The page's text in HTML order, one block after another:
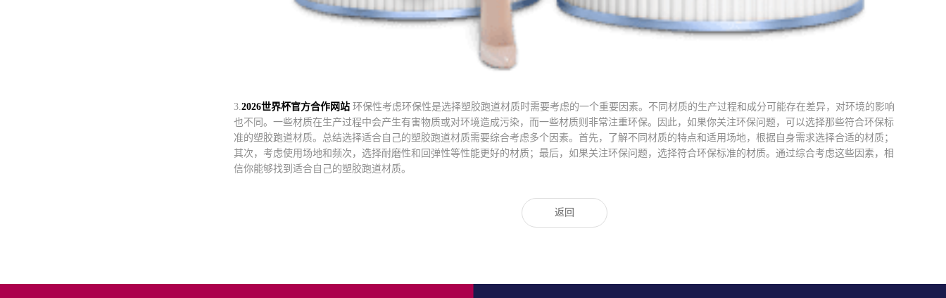
3. 2026世界杯官方合作网站 环保性考虑环保性是选择塑胶跑道材质时需要考虑的一个重要因素。不同材质的生产过程和成分可能存在差异，对环境的影响
也不同。一些材质在生产过程中会产生有害物质或对环境造成污染，而一些材质则非常注重环保。因此，如果你关注环保问题，可以选择那些符合环保标
准的塑胶跑道材质。总结选择适合自己的塑胶跑道材质需要综合考虑多个因素。首先，了解不同材质的特点和适用场地，根据自身需求选择合适的材质；
其次，考虑使用场地和频次，选择耐磨性和回弹性等性能更好的材质；最后，如果关注环保问题，选择符合环保标准的材质。通过综合考虑这些因素，相
信你能够找到适合自己的塑胶跑道材质。
返回